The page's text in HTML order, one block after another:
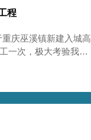
程
庆巫溪镇新建入城高
一次，极大考验我司
量，确保工程整体质